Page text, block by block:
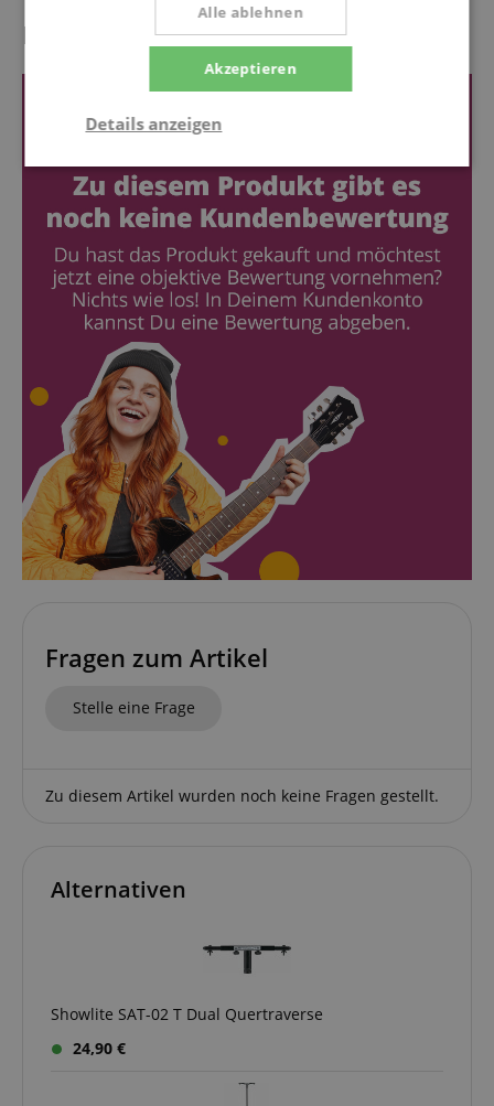
Kundenbewertungen
Fragen zum Artikel
Stelle eine Frage
Zu diesem Artikel wurden noch keine Fragen gestellt.
Alternativen
Showlite SAT-02 T Dual Quertraverse
24,90 €
Akzeptieren
Alle ablehnen
Details anzeigen
Notwendig Statistik Marketing
Funktional
Notwendig
Marketing
Funktional
Die durch diese Services gesammelten Daten
werden gebraucht, um die technische Performance
der Website zu gewährleisten, dir grundlegende
Einkaufs-Funktionen bereitzustellen, das Einkaufen
bei uns sicher zu machen und um Betrug zu
verhindern. Immer eingeschaltet.
amazon-pay-connectedAuth
CookieScriptConsent
Google-